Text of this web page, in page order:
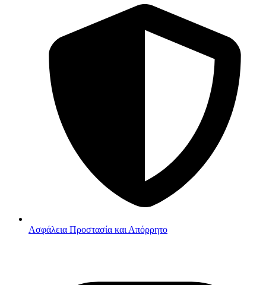
Ασφάλεια Προστασία και Απόρρητο